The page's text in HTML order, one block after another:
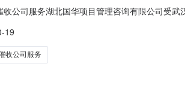
收公司服务湖北国华项目管理咨询有限公司受
人已经依法确定中标人并对本次招标的中标结
）项
19
收公司服务